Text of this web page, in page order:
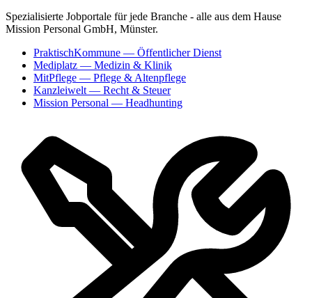
Spezialisierte Jobportale für jede Branche - alle aus dem Hause
Mission Personal GmbH, Münster.
PraktischKommune — Öffentlicher Dienst
Mediplatz — Medizin & Klinik
MitPflege — Pflege & Altenpflege
Kanzleiwelt — Recht & Steuer
Mission Personal — Headhunting